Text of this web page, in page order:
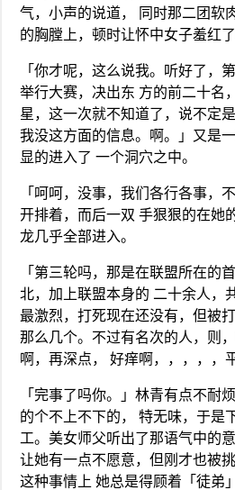
气，小声的说道， 同时那二团软
的胸膛上，顿时让怀中女子羞红了
「你才呢，这么说我。听好了，
举行大赛，决出东 方的前二十名
星，这一次就不知道了，说不定
我没这方面的信息。啊。」又是
显的进入了 一个洞穴之中。
「呵呵，没事，我们各行各事，
开排着，而后一双 手狠狠的在她
龙几乎全部进入。
「第三轮吗，那是在联盟所在的
北，加上联盟本身的 二十余人，
最激烈，打死现在还没有，但被
那么几个。不过有名次的人，则
啊，再深点， 好痒啊，，，，，
「完事了吗你。」林青有点不耐
的个不上不下的， 特无味，于是
工。美女师父听出了那语气中的
让她有一点不愿意，但刚才也被
这种事情上 她总是得顾着「徒弟